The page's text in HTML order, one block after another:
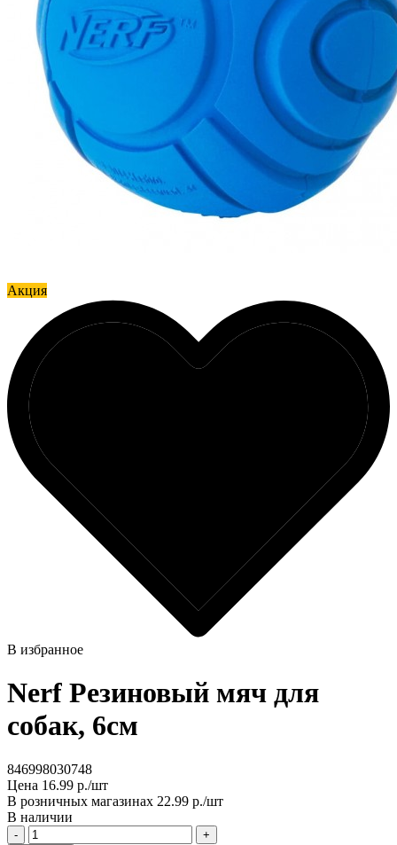
Акция
В избранное
Nerf Резиновый мяч для
собак, 6см
846998030748
Цена 16.99 р./шт
В розничных магазинах 22.99 р./шт
В наличии
-
+